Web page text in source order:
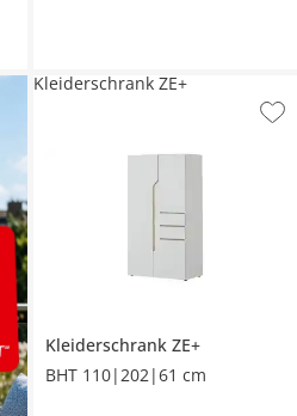
Kleiderschrank ZE+
BHT 110|202|61 cm
Kleiderschrank ZE+